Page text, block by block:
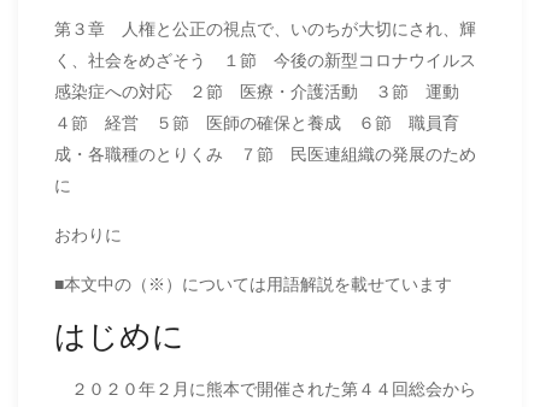
第３章 人権と公正の視点で、いのちが大切にされ、輝
く、社会をめざそう １節 今後の新型コロナウイルス
感染症への対応 ２節 医療・介護活動 ３節 運動
４節 経営 ５節 医師の確保と養成 ６節 職員育
成・各職種のとりくみ ７節 民医連組織の発展のため
に
おわりに
■本文中の（※）については用語解説を載せています
はじめに
２０２０年２月に熊本で開催された第４４回総会から